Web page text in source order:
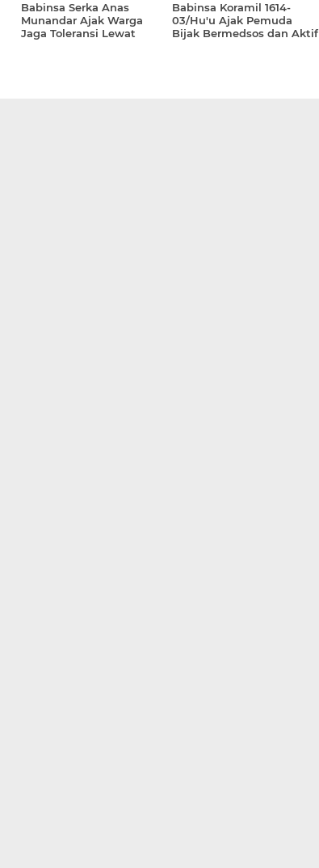
Babinsa Serka Anas
Munandar Ajak Warga
Jaga Toleransi Lewat
Babinsa Koramil 1614-
03/Hu'u Ajak Pemuda
Bijak Bermedsos dan Aktif